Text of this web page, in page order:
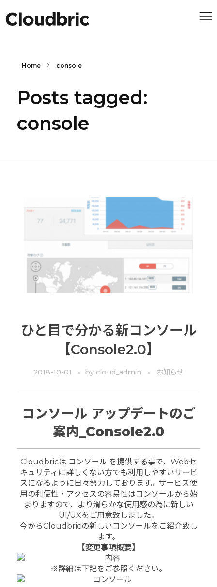
Home console
Posts tagged:
console
ひと目で分かる新コンソール
【Console2.0】
2018-10-01 by cloud_admin お知らせ
コンソール アップデートのご
案内_Console2.0
Cloudbricは コンソール を提供する事で、Webセ
キュリティに詳しくない方でも利用しやすいサービ
スになるように日々努力しております。 サービス使
用の利便性・アクセスの容易性はコンソールから始
まりますので、より滑らかな使用感の為に新しい
UI/UXをご用意致しました。
今からCloudbricの新しいコンソールをご紹介致し
ます。
【変更事項概要】
※詳細は下記をご参照ください。